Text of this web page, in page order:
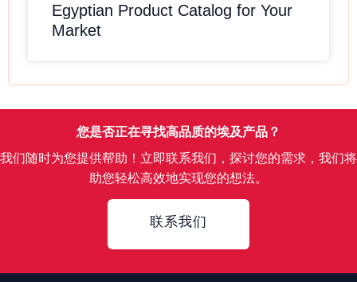
Egyptian Product Catalog for Your
Market
您是否正在寻找高品质的埃及产品？
我们随时为您提供帮助！立即联系我们，探讨您的需求，我们将
助您轻松高效地实现您的想法。
联系我们